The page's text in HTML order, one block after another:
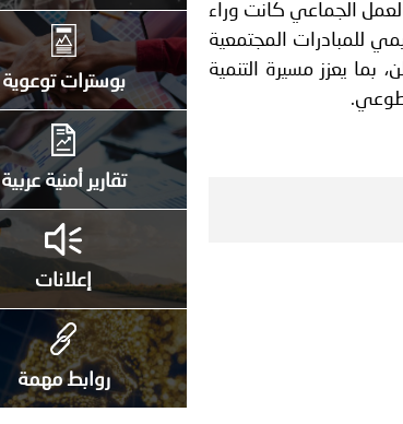
الجماعي كانت وراء
للمبادرات المجتمعية
يعزز مسيرة التنمية
بوسترات توعوية
تقارير أمنية عربية
إعلانات
روابط مهمة